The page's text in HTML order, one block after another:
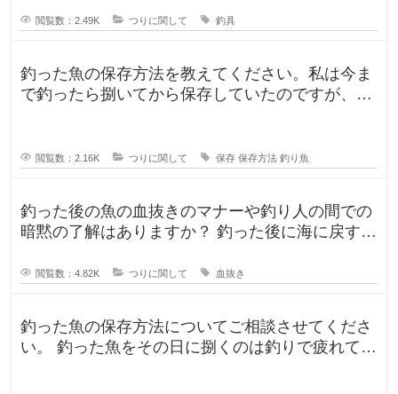
閲覧数：2.49K つりに関して 釣具
釣った魚の保存方法を教えてください。私は今ま
で釣ったら捌いてから保存していたのですが、人
閲覧数：2.16K つりに関して 保存 保存方法 釣り魚
釣った後の魚の血抜きのマナーや釣り人の間での
暗黙の了解はありますか？ 釣った後に海に戻す
閲覧数：4.82K つりに関して 血抜き
釣った魚の保存方法についてご相談させてくださ
い。 釣った魚をその日に捌くのは釣りで疲れてい